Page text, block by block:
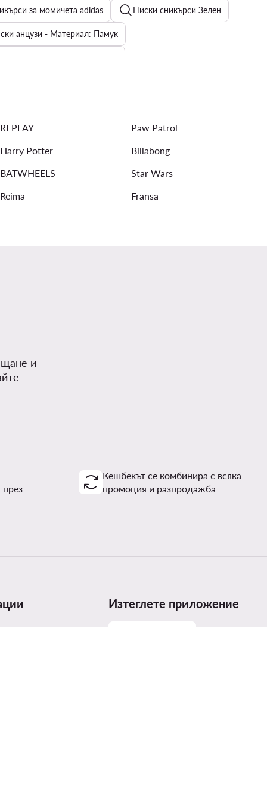
за момичета adidas Ниски сникърси Зелен
анцузи - Материал: Памук
REPLAY
Paw Patrol
Harry Potter
Billabong
BATWHEELS
Star Wars
Reima Fransa
и
Кешбекът се комбинира с всяка
промоция и разпродажба
Изтеглете приложение